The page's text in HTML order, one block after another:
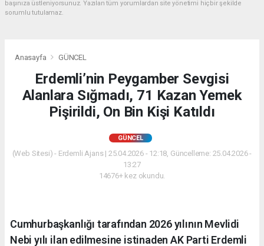
başınıza üstleniyorsunuz. Yazılan tüm yorumlardan site yönetimi hiçbir şekilde
sorumlu tutulamaz.
Anasayfa GÜNCEL
Erdemli’nin Peygamber Sevgisi
Alanlara Sığmadı, 71 Kazan Yemek
Pişirildi, On Bin Kişi Katıldı
GÜNCEL
(Web Sitesi) - Erdemli Ajans | 25.04.2026 - 12:18, Güncelleme: 25.04.2026 -
13:27
14676+ kez okundu.
Cumhurbaşkanlığı tarafından 2026 yılının Mevlidi
Nebi yılı ilan edilmesine istinaden AK Parti Erdemli